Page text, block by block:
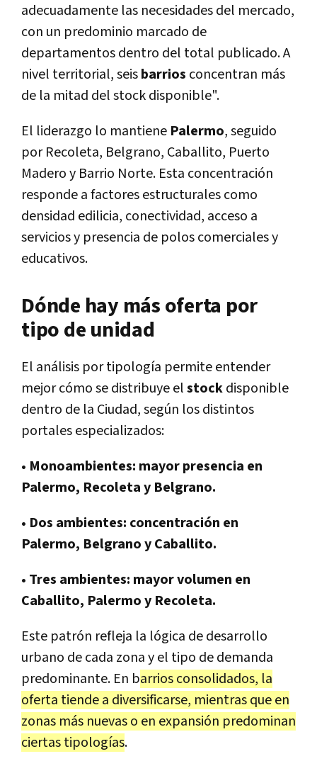
adecuadamente las necesidades del mercado,
con un predominio marcado de
departamentos dentro del total publicado. A
nivel territorial, seisbarrios concentran más
de la mitad del stock disponible".
El liderazgo lo mantiene Palermo, seguido
por Recoleta, Belgrano, Caballito, Puerto
Madero y Barrio Norte. Esta concentración
responde a factores estructurales como
densidad edilicia, conectividad, acceso a
servicios y presencia de polos comerciales y
educativos.
Dónde hay más oferta por
tipo de unidad
El análisis por tipología permite entender
mejor cómo se distribuye elstockdisponible
dentro de la Ciudad, según los distintos
portales especializados:
• Monoambientes: mayor presencia en
Palermo, Recoleta y Belgrano.
• Dos ambientes: concentración en
Palermo, Belgrano y Caballito.
• Tres ambientes: mayor volumen en
Caballito, Palermo y Recoleta.
Este patrón refleja la lógica de desarrollo
urbano de cada zona y el tipo de demanda
predominante. En barrios consolidados, la
oferta tiende a diversificarse, mientras que en
zonas más nuevas o en expansión predominan
ciertas tipologías.